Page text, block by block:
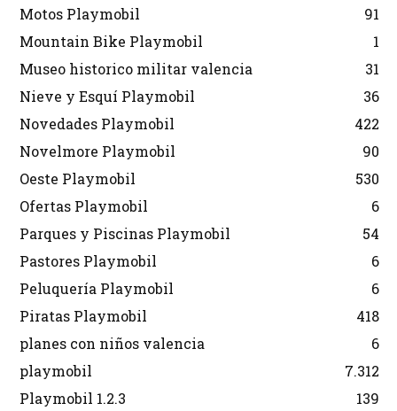
Motos Playmobil
91
Mountain Bike Playmobil
1
Museo historico militar valencia
31
Nieve y Esquí Playmobil
36
Novedades Playmobil
422
Novelmore Playmobil
90
Oeste Playmobil
530
Ofertas Playmobil
6
Parques y Piscinas Playmobil
54
Pastores Playmobil
6
Peluquería Playmobil
6
Piratas Playmobil
418
planes con niños valencia
6
playmobil
7.312
Playmobil 1.2.3
139